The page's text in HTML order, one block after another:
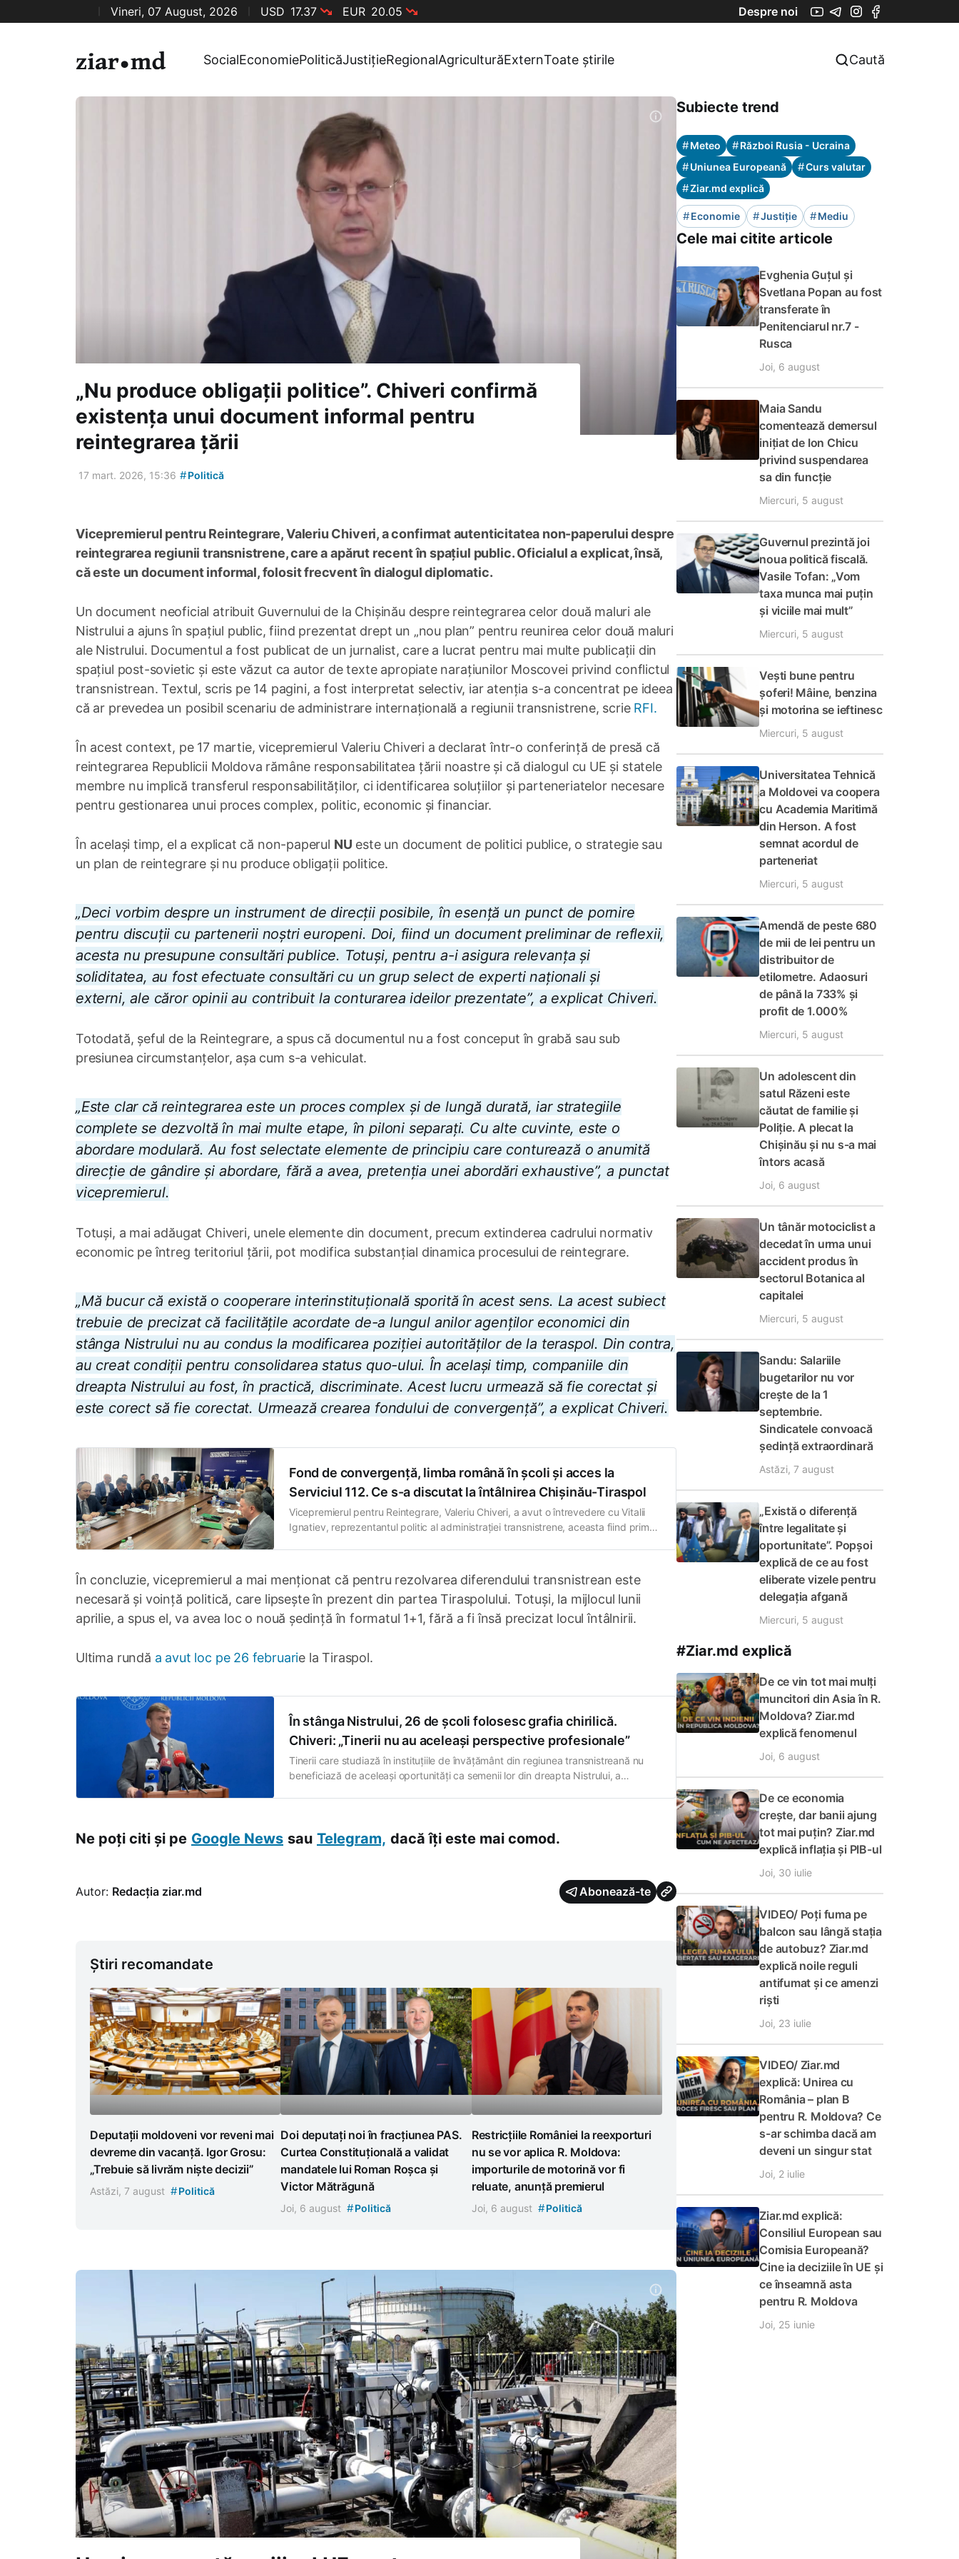
Vineri, 07 August, 2026 USD 17.37 EUR 20.05 Despre noi
SocialEconomiePoliticăJustițieRegionalAgriculturăExternToate știrile Caută
„Nu produce obligații politice”. Chiveri confirmă
existența unui document informal pentru
reintegrarea țării
17 mart. 2026, 15:36 #Politică
Vicepremierul pentru Reintegrare, Valeriu Chiveri, a confirmat autenticitatea non-paperului despre
reintegrarea regiunii transnistrene, care a apărut recent în spațiul public. Oficialul a explicat, însă,
că este un document informal, folosit frecvent în dialogul diplomatic.
Un document neoficial atribuit Guvernului de la Chișinău despre reintegrarea celor două maluri ale
Nistrului a ajuns în spațiul public, fiind prezentat drept un „nou plan” pentru reunirea celor două maluri
ale Nistrului. Documentul a fost publicat de un jurnalist, care a lucrat pentru mai multe publicații din
spațiul post-sovietic și este văzut ca autor de texte apropiate narațiunilor Moscovei privind conflictul
transnistrean. Textul, scris pe 14 pagini, a fost interpretat selectiv, iar atenția s-a concentrat pe ideea
că ar prevedea un posibil scenariu de administrare internațională a regiunii transnistrene, scrie RFI.
În acest context, pe 17 martie, vicepremierul Valeriu Chiveri a declarat într-o conferință de presă că
reintegrarea Republicii Moldova rămâne responsabilitatea țării noastre și că dialogul cu UE și statele
membre nu implică transferul responsabilităților, ci identificarea soluțiilor și parteneriatelor necesare
pentru gestionarea unui proces complex, politic, economic și financiar.
În același timp, el a explicat că non-paperul NU este un document de politici publice, o strategie sau
un plan de reintegrare și nu produce obligații politice.
„Deci vorbim despre un instrument de direcții posibile, în esență un punct de pornire
pentru discuții cu partenerii noștri europeni. Doi, fiind un document preliminar de reflexii,
acesta nu presupune consultări publice. Totuși, pentru a-i asigura relevanța și
soliditatea, au fost efectuate consultări cu un grup select de experti naționali și
externi, ale căror opinii au contribuit la conturarea ideilor prezentate”, a explicat Chiveri.
Totodată, șeful de la Reintegrare, a spus că documentul nu a fost conceput în grabă sau sub
presiunea circumstanțelor, așa cum s-a vehiculat.
„Este clar că reintegrarea este un proces complex și de lungă durată, iar strategiile
complete se dezvoltă în mai multe etape, în piloni separați. Cu alte cuvinte, este o
abordare modulară. Au fost selectate elemente de principiu care conturează o anumită
direcție de gândire și abordare, fără a avea, pretenția unei abordări exhaustive”, a punctat
vicepremierul.
Totuși, a mai adăugat Chiveri, unele elemente din document, precum extinderea cadrului normativ
economic pe întreg teritoriul țării, pot modifica substanțial dinamica procesului de reintegrare.
„Mă bucur că există o cooperare interinstituțională sporită în acest sens. La acest subiect
trebuie de precizat că facilitățile acordate de-a lungul anilor agenților economici din
stânga Nistrului nu au condus la modificarea poziției autorităților de la teraspol. Din contra,
au creat condiții pentru consolidarea status quo-ului. În același timp, companiile din
dreapta Nistrului au fost, în practică, discriminate. Acest lucru urmează să fie corectat și
este corect să fie corectat. Urmează crearea fondului de convergență”, a explicat Chiveri.
Fond de convergență, limba română în școli și acces la
Serviciul 112. Ce s-a discutat la întâlnirea Chișinău-Tiraspol
Vicepremierul pentru Reintegrare, Valeriu Chiveri, a avut o întrevedere cu Vitalii
Ignatiev, reprezentantul politic al administrației transnistrene, aceasta fiind prima
rămâne reintegrarea raioanelor din stânga
În concluzie, vicepremierul a mai menționat că pentru rezolvarea diferendului transnistrean este
necesară și voință politică, care lipsește în prezent din partea Tiraspolului. Totuși, la mijlocul lunii
aprilie, a spus el, va avea loc o nouă ședință în formatul 1+1, fără a fi însă precizat locul întâlnirii.
Ultima rundă a avut loc pe 26 februarie la Tiraspol.
În stânga Nistrului, 26 de școli folosesc grafia chirilică.
Chiveri: „Tinerii nu au aceleași perspective profesionale”
Tinerii care studiază în instituțiile de învățământ din regiunea transnistreană nu
beneficiază de aceleași oportunități ca semenii lor din dreapta Nistrului, a
Ne poți citi și pe Google News sau Telegram, dacă îți este mai comod.
Autor: Redacția ziar.md Abonează-te
Știri recomandate
Deputații moldoveni vor reveni mai
devreme din vacanță. Igor Grosu:
„Trebuie să livrăm niște decizii”
Astăzi, 7 august #Politică
Doi deputați noi în fracțiunea PAS.
Curtea Constituțională a validat
mandatele lui Roman Roșca și
Victor Mătrăgună
Joi, 6 august #Politică
Restricțiile României la reexporturi
nu se vor aplica R. Moldova:
importurile de motorină vor fi
reluate, anunță premierul
Joi, 6 august #Politică
Subiecte trend
#Meteo #Război Rusia - Ucraina
#Uniunea Europeană #Curs valutar
#Ziar.md explică
#Economie #Justiție #Mediu
Cele mai citite articole
Evghenia Guțul și
Svetlana Popan au fost
transferate în
Penitenciarul nr.7 -
Rusca
Joi, 6 august
Maia Sandu
comentează demersul
inițiat de Ion Chicu
privind suspendarea
sa din funcție
Miercuri, 5 august
Guvernul prezintă joi
noua politică fiscală.
Vasile Tofan: „Vom
taxa munca mai puțin
și viciile mai mult”
Miercuri, 5 august
Vești bune pentru
șoferi! Mâine, benzina
și motorina se ieftinesc
Miercuri, 5 august
Universitatea Tehnică
a Moldovei va coopera
cu Academia Maritimă
din Herson. A fost
semnat acordul de
parteneriat
Miercuri, 5 august
Amendă de peste 680
de mii de lei pentru un
distribuitor de
etilometre. Adaosuri
de până la 733% și
profit de 1.000%
Miercuri, 5 august
Un adolescent din
satul Răzeni este
căutat de familie și
Poliție. A plecat la
Chișinău și nu s-a mai
întors acasă
Joi, 6 august
Un tânăr motociclist a
decedat în urma unui
accident produs în
sectorul Botanica al
capitalei
Miercuri, 5 august
Sandu: Salariile
bugetarilor nu vor
crește de la 1
septembrie.
Sindicatele convoacă
ședință extraordinară
Astăzi, 7 august
„Există o diferență
între legalitate și
oportunitate”. Popșoi
explică de ce au fost
eliberate vizele pentru
delegația afgană
Miercuri, 5 august
#Ziar.md explică
De ce vin tot mai mulți
muncitori din Asia în R.
Moldova? Ziar.md
explică fenomenul
Joi, 6 august
De ce economia
crește, dar banii ajung
tot mai puțin? Ziar.md
explică inflația și PIB-ul
Joi, 30 iulie
VIDEO/ Poți fuma pe
balcon sau lângă stația
de autobuz? Ziar.md
explică noile reguli
antifumat și ce amenzi
riști
Joi, 23 iulie
VIDEO/ Ziar.md
explică: Unirea cu
România – plan B
pentru R. Moldova? Ce
s-ar schimba dacă am
deveni un singur stat
Joi, 2 iulie
Ziar.md explică:
Consiliul European sau
Comisia Europeană?
Cine ia deciziile în UE și
ce înseamnă asta
pentru R. Moldova
Joi, 25 iunie